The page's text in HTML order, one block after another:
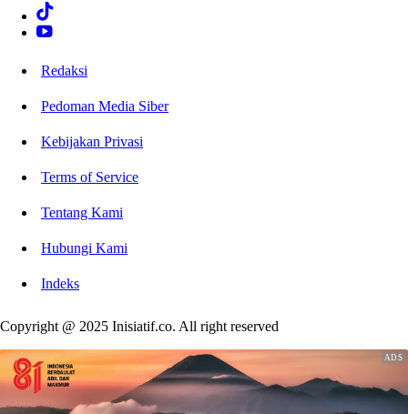
Redaksi
Pedoman Media Siber
Kebijakan Privasi
Terms of Service
Tentang Kami
Hubungi Kami
Indeks
Copyright @ 2025 Inisiatif.co. All right reserved